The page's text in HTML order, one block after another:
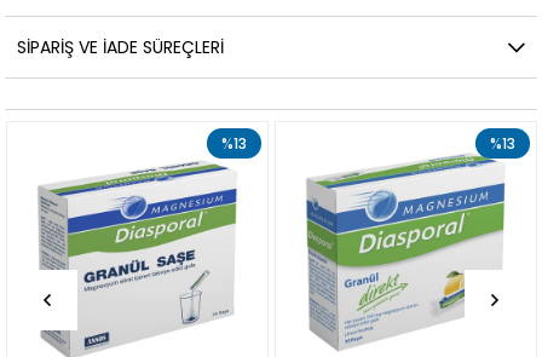
SIPARIŞ VE İADE SÜREÇLERI
%13 %13